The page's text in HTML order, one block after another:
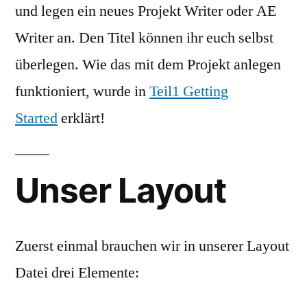
und legen ein neues Projekt Writer oder AE
Writer an. Den Titel können ihr euch selbst
überlegen. Wie das mit dem Projekt anlegen
funktioniert, wurde inTeil1 Getting
Startederklärt!
Unser Layout
Zuerst einmal brauchen wir in unserer Layout
Datei drei Elemente: